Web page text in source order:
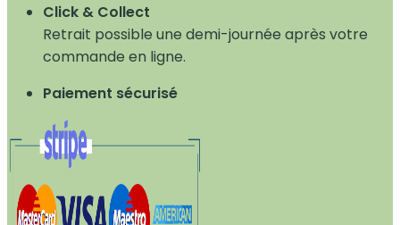
Click & Collect
Retrait possible une demi-journée après votre
commande en ligne.
Paiement sécurisé